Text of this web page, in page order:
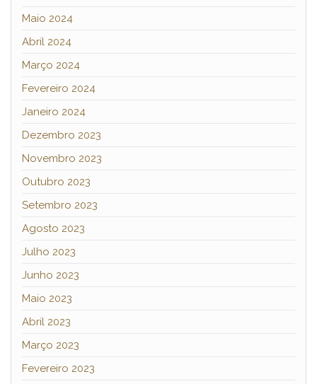
Maio 2024
Abril 2024
Março 2024
Fevereiro 2024
Janeiro 2024
Dezembro 2023
Novembro 2023
Outubro 2023
Setembro 2023
Agosto 2023
Julho 2023
Junho 2023
Maio 2023
Abril 2023
Março 2023
Fevereiro 2023